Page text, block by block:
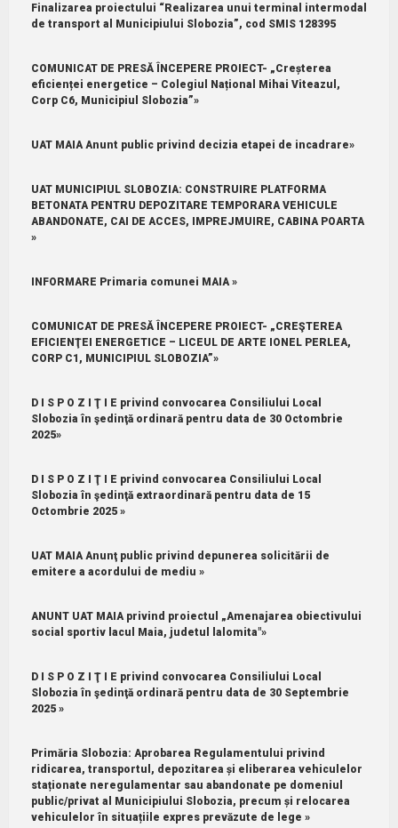
Finalizarea proiectului “Realizarea unui terminal intermodal
de transport al Municipiului Slobozia”, cod SMIS 128395
COMUNICAT DE PRESĂ ÎNCEPERE PROIECT- „Creșterea
eficienței energetice – Colegiul Național Mihai Viteazul,
Corp C6, Municipiul Slobozia”»
UAT MAIA Anunt public privind decizia etapei de incadrare»
UAT MUNICIPIUL SLOBOZIA: CONSTRUIRE PLATFORMA
BETONATA PENTRU DEPOZITARE TEMPORARA VEHICULE
ABANDONATE, CAI DE ACCES, IMPREJMUIRE, CABINA POARTA
»
INFORMARE Primaria comunei MAIA »
COMUNICAT DE PRESĂ ÎNCEPERE PROIECT- „CREŞTEREA
EFICIENŢEI ENERGETICE – LICEUL DE ARTE IONEL PERLEA,
CORP C1, MUNICIPIUL SLOBOZIA”»
D I S P O Z I Ţ I E privind convocarea Consiliului Local
Slobozia în şedinţă ordinară pentru data de 30 Octombrie
2025»
D I S P O Z I Ţ I E privind convocarea Consiliului Local
Slobozia în şedinţă extraordinară pentru data de 15
Octombrie 2025 »
UAT MAIA Anunţ public privind depunerea solicitării de
emitere a acordului de mediu »
ANUNT UAT MAIA privind proiectul „Amenajarea obiectivului
social sportiv lacul Maia, judetul lalomita"»
D I S P O Z I Ţ I E privind convocarea Consiliului Local
Slobozia în şedinţă ordinară pentru data de 30 Septembrie
2025 »
Primăria Slobozia: Aprobarea Regulamentului privind
ridicarea, transportul, depozitarea și eliberarea vehiculelor
staționate neregulamentar sau abandonate pe domeniul
public/privat al Municipiului Slobozia, precum și relocarea
vehiculelor în situațiile expres prevăzute de lege »